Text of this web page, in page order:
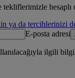
tekliflerimizle hesaplı
ya da tercihlerinizi
E-posta adresi
ilgili